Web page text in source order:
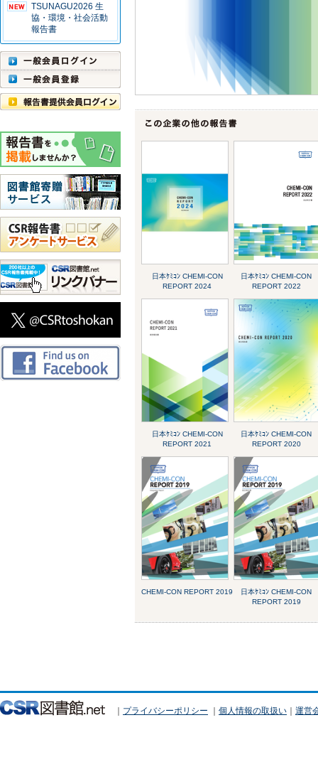
TSUNAGU2026 生
協・環境・社会活動
報告書
日本ｹﾐｺﾝ CHEMI-CON
REPORT 2024
日本ｹﾐｺﾝ CHEMI-CON
REPORT 2022
日本ｹﾐｺﾝ CHEMI-CON
REPORT 2021
日本ｹﾐｺﾝ CHEMI-CON
REPORT 2020
CHEMI-CON REPORT 2019
日本ｹﾐｺﾝ CHEMI-CON
REPORT 2019
｜ プライバシーポリシー ｜ 個人情報の取扱い ｜ 運営